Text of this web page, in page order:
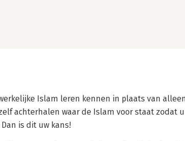
Islam leren kennen in plaats van
achterhalen waar de Islam voor staat zodat
is dit uw kans!